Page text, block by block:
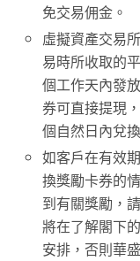
免交易佣金。
虛擬資產交易
易時所收取的
個工作天內發
券可直接提現
個自然日內兌
如客戶在有效
換獎勵卡券的
到有關獎勵，
將在了解閣下
安排，否則華